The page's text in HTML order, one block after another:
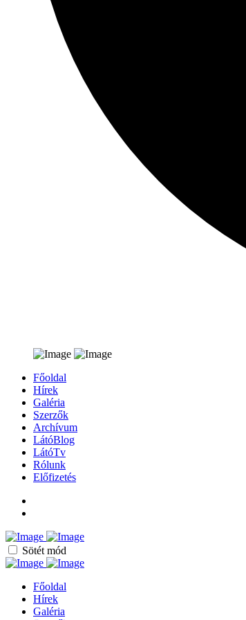
Főoldal
Hírek
Galéria
Szerzők
Archívum
LátóBlog
LátóTv
Rólunk
Előfizetés
Sötét mód
Főoldal
Hírek
Galéria